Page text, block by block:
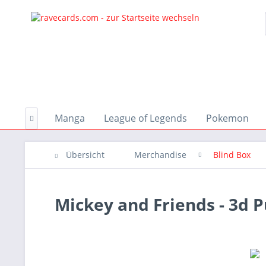
Manga League of Legends Pokemon

Übersicht Merchandise Blind Box
Mickey and Friends - 3d